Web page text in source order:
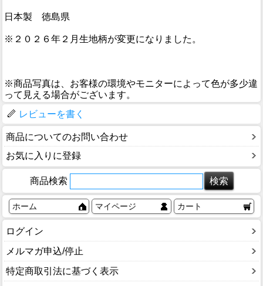
日本製 徳島県
※２０２６年２月生地柄が変更になりました。
※商品写真は、お客様の環境やモニターによって色が多少違
って見える場合がございます。
レビューを書く
商品についてのお問い合わせ
お気に入りに登録
商品検索
ホーム マイページ カート
ログイン
メルマガ申込/停止
特定商取引法に基づく表示